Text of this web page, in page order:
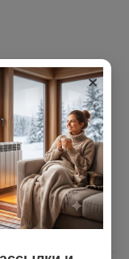
насос
UPS15-6PA/A без
1 шт.
циркуляция
в системе
газовых котлов
насос
×